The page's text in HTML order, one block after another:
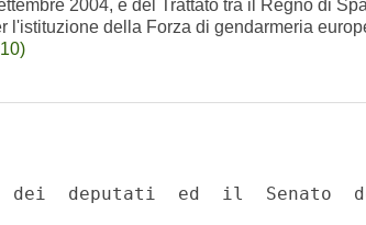
2004, e del Trattato tra il Regno di
della Forza di gendarmeria